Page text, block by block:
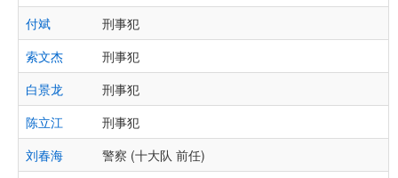
付斌
刑事犯
索文杰
刑事犯
白景龙
刑事犯
陈立江
刑事犯
刘春海
警察 (十大队 前任)